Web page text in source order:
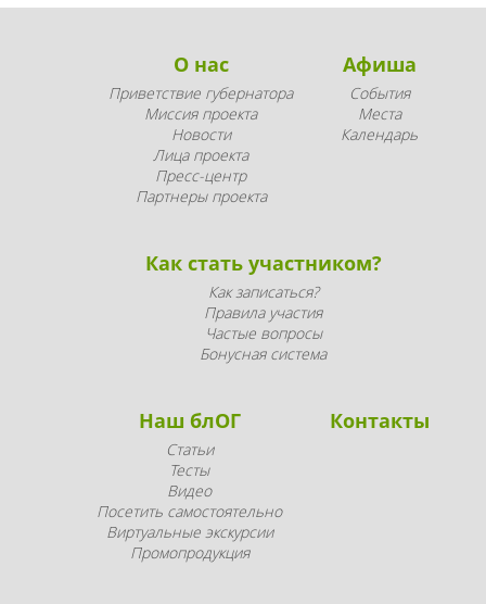
О нас
Приветствие губернатора
Миссия проекта
Новости
Лица проекта
Пресс-центр
Партнеры проекта
Афиша
События
Места
Календарь
Как стать участником?
Как записаться?
Правила участия
Частые вопросы
Бонусная система
Наш блОГ
Статьи
Тесты
Видео
Посетить самостоятельно
Виртуальные экскурсии
Промопродукция
Контакты